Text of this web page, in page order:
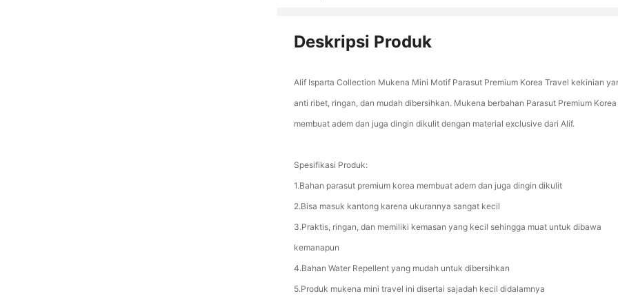
Deskripsi Produk
Alif Isparta Collection Mukena Mini Motif Parasut Premium Korea Travel kekinian
anti ribet, ringan, dan mudah dibersihkan. Mukena berbahan Parasut Premium Korea
membuat adem dan juga dingin dikulit dengan material exclusive dari Alif.
Spesifikasi Produk:
1.Bahan parasut premium korea membuat adem dan juga dingin dikulit
2.Bisa masuk kantong karena ukurannya sangat kecil
3.Praktis, ringan, dan memiliki kemasan yang kecil sehingga muat untuk dibawa
kemanapun
4.Bahan Water Repellent yang mudah untuk dibersihkan
5.Produk mukena mini travel ini disertai sajadah kecil didalamnya